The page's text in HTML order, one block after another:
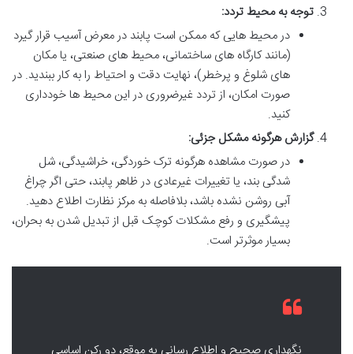
توجه به محیط تردد:
در محیط هایی که ممکن است پابند در معرض آسیب قرار گیرد
(مانند کارگاه های ساختمانی، محیط های صنعتی، یا مکان
های شلوغ و پرخطر)، نهایت دقت و احتیاط را به کار ببندید. در
صورت امکان، از تردد غیرضروری در این محیط ها خودداری
کنید.
گزارش هرگونه مشکل جزئی:
در صورت مشاهده هرگونه ترک خوردگی، خراشیدگی، شل
شدگی بند، یا تغییرات غیرعادی در ظاهر پابند، حتی اگر چراغ
آبی روشن نشده باشد، بلافاصله به مرکز نظارت اطلاع دهید.
پیشگیری و رفع مشکلات کوچک قبل از تبدیل شدن به بحران،
بسیار موثرتر است.